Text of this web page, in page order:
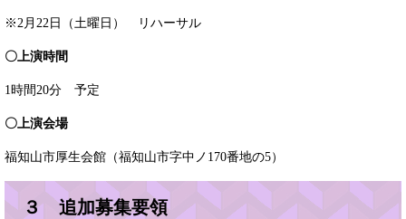
※2月22日（土曜日） リハーサル
〇上演時間
1時間20分 予定
〇上演会場
福知山市厚生会館（福知山市字中ノ170番地の5）
３ 追加募集要領